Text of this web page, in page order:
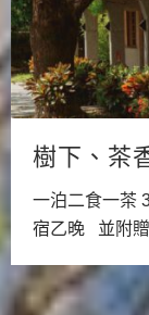
樹下、茶
一泊二食一茶
宿乙晚 並附